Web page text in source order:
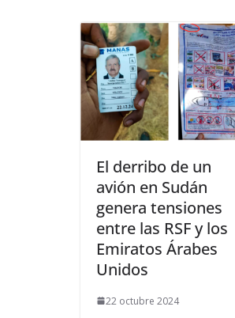
El derribo de un
avión en Sudán
genera tensiones
entre las RSF y los
Emiratos Árabes
Unidos
22 octubre 2024